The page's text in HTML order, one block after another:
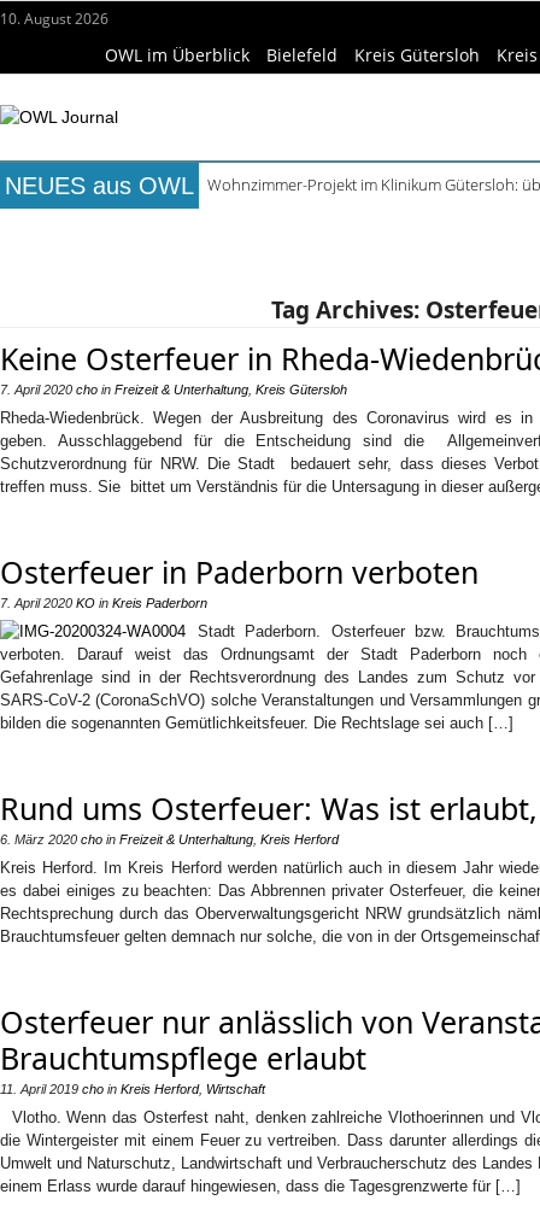
10. August 2026
OWL im Überblick Bielefeld Kreis Gütersloh
NEUES aus OWL
Wohnzimmer-Projekt im Klinikum Gütersloh:
Tag Archives:
Keine Osterfeuer in Rheda-
7. April 2020 cho in Freizeit & Unterhaltung Kreis Gütersloh
Rheda-Wiedenbrück. Wegen der Ausbreitung des Coronavirus wird es
geben. Ausschlaggebend für die Entscheidung sind die
Schutzverordnung für NRW. Die Stadt bedauert sehr, dass dieses
treffen muss. Sie bittet um Verständnis für die Untersagung in dieser
Osterfeuer in Paderborn verboten
7. April 2020 KO in Kreis Paderborn
Stadt Paderborn. Osterfeuer bzw.
verboten. Darauf weist das Ordnungsamt der Stadt Paderborn
Gefahrenlage sind in der Rechtsverordnung des Landes zum Schutz
SARS-CoV-2 (CoronaSchVO) solche Veranstaltungen und Versammlungen
bilden die sogenannten Gemütlichkeitsfeuer. Die Rechtslage sei auch […]
Rund ums Osterfeuer: Was ist
6. März 2020 cho in Freizeit & Unterhaltung Kreis Herford
Kreis Herford. Im Kreis Herford werden natürlich auch in diesem Jahr
es dabei einiges zu beachten: Das Abbrennen privater Osterfeuer, die
Rechtsprechung durch das Oberverwaltungsgericht NRW grundsätzlich
Brauchtumsfeuer gelten demnach nur solche, die von in der
Osterfeuer nur anlässlich von
Brauchtumspflege erlaubt
11. April 2019 cho in Kreis Herford, Wirtschaft
Vlotho. Wenn das Osterfest naht, denken zahlreiche Vlothoerinnen und
die Wintergeister mit einem Feuer zu vertreiben. Dass darunter allerdings
Umwelt und Naturschutz, Landwirtschaft und Verbraucherschutz des
einem Erlass wurde darauf hingewiesen, dass die Tagesgrenzwerte für […]